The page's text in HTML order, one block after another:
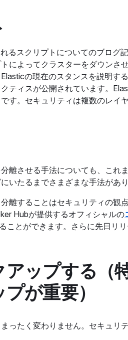
るスクリプトについてのブログ
によってクラスターをダウンさ
の現在のスタンスを説明する
ティスが公開されています。
す。セキュリティは複数のレイ
離させる手法についても、これ
いたるまでさまざまな手法があり
離することはセキュリティの観
Hubが提供するオフィシャルの
ことができます。さらに先日リ
ップする（
が重要）
ったく変わりません。セキュリ